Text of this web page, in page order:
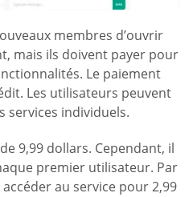
membres d’ouvrir
mais ils doivent payer pour
Le paiement
Les utilisateurs peuvent
services individuels.
9,99 dollars. Cependant, il
premier utilisateur. Par
au service pour 2,99